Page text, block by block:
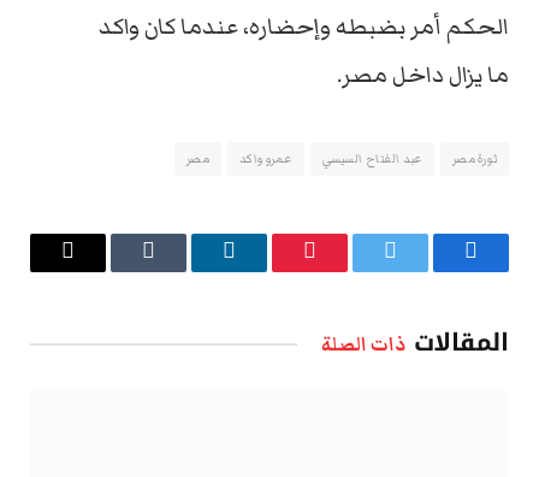
الحكم أمر بضبطه وإحضاره، عندما كان واكد
ما يزال داخل مصر.
ثورة مصر عبد الفتاح السيسي عمرو واكد مصر
فيسبوك تويتر بينتيريستلينكدإن Tumblr
البريد
المقالات ذات الصلة